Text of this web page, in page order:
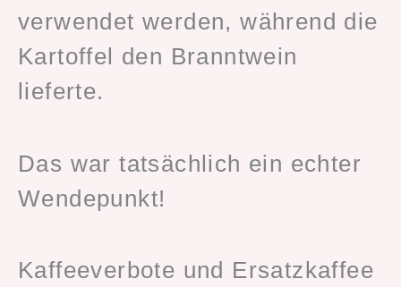
verwendet werden, während die
Kartoffel den Branntwein
lieferte.
Das war tatsächlich ein echter
Wendepunkt!
Kaffeeverbote und Ersatzkaffee